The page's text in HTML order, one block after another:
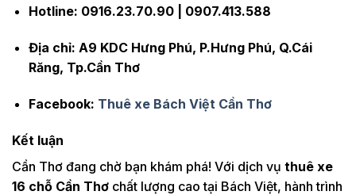
Hotline: 0916.23.70.90 | 0907.413.588
Địa chỉ: A9 KDC Hưng Phú, P.Hưng Phú, Q.Cái
Răng, Tp.Cần Thơ
Facebook: Thuê xe Bách Việt Cần Thơ
Kết luận
Cần Thơ đang chờ bạn khám phá! Với dịch vụ thuê xe
16 chỗ Cần Thơ chất lượng cao tại Bách Việt, hành trình